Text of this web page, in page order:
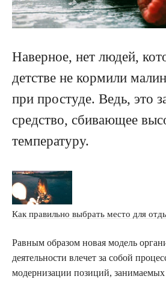
Наверное, нет людей,
детстве не кормили
при простуде. Ведь, это
средство, сбивающее
температуру.
Как правильно выбрать место для
Равным образом новая модель
деятельности влечет за собой
модернизации позиций,